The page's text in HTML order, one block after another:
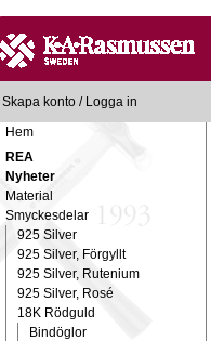
Skapa konto / Logga in
Hem
REA
Nyheter
Material
Smyckesdelar
925 Silver
925 Silver, Förgyllt
925 Silver, Rutenium
925 Silver, Rosé
18K Rödguld
Bindöglor